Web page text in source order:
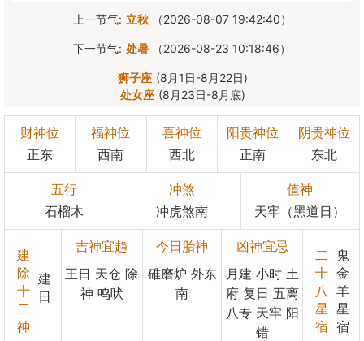
上一节气: 立秋 （2026-08-07 19:42:40）
下一节气: 处暑 （2026-08-23 10:18:46）
狮子座 (8月1日-8月22日)
处女座 (8月23日-8月底)
财神位
正东
福神位
西南
喜神位
西北
阳贵神位
正南
阴贵神位
东北
五行
石榴木
冲煞
冲虎煞南
值神
天牢（黑道日）
建
除
十
二
神
建
日
吉神宜趋
王日 天仓 除
神 鸣吠
今日胎神
碓磨炉 外东
南
凶神宜忌
月建 小时 土
府 复日 五离
八专 天牢 阳
错
二
十
八
星
宿
鬼
金
羊
星
宿